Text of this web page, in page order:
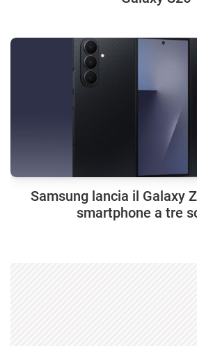
Samsung lancia il Galaxy
smartphone a tre